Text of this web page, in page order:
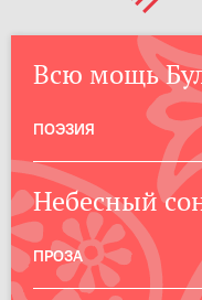
Всю мощь
ПОЭЗИЯ
Небесный
ПРОЗА